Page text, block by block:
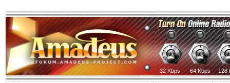
32 Kbps 64 Kbps 128